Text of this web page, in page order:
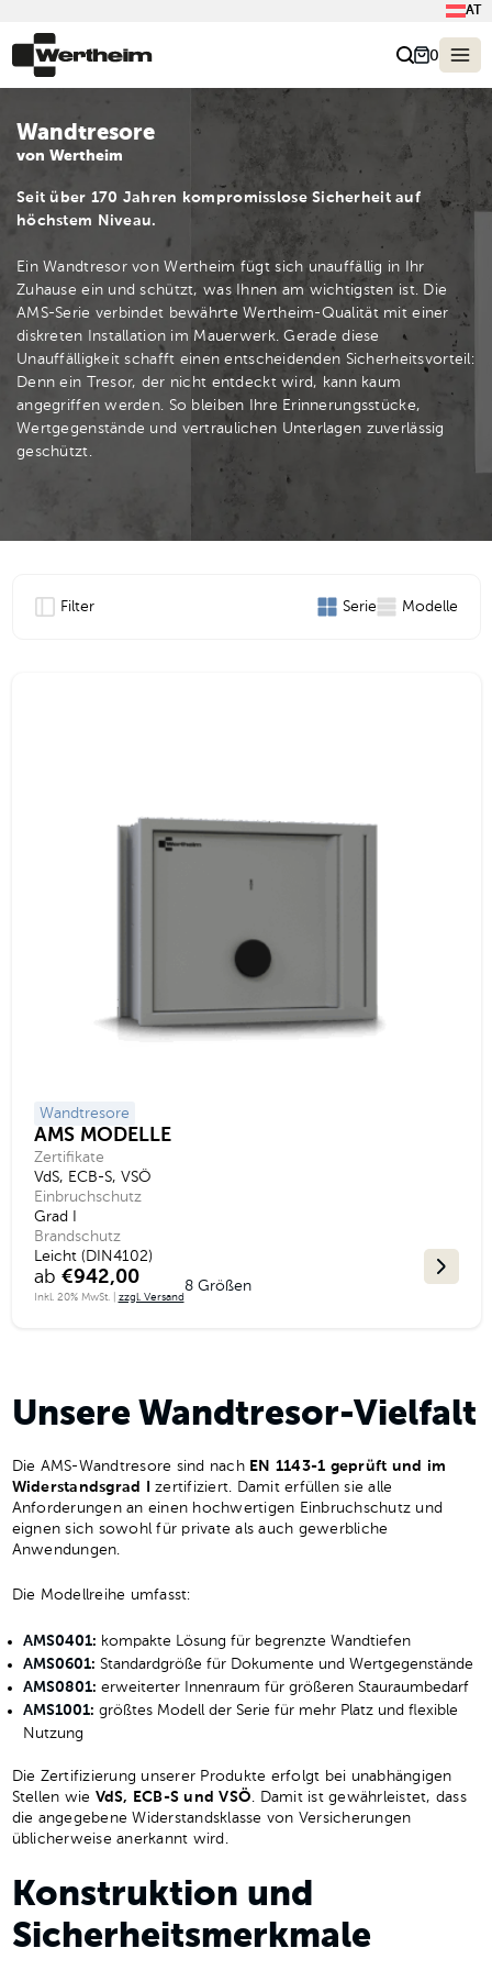
AT
0
Wandtresore
von Wertheim
Seit über 170 Jahren kompromisslose Sicherheit auf
höchstem Niveau.
Ein Wandtresor von Wertheim fügt sich unauffällig in Ihr
Zuhause ein und schützt, was Ihnen am wichtigsten ist. Die
AMS-Serie verbindet bewährte Wertheim-Qualität mit einer
diskreten Installation im Mauerwerk. Gerade diese
Unauffälligkeit schafft einen entscheidenden Sicherheitsvorteil:
Denn ein Tresor, der nicht entdeckt wird, kann kaum
angegriffen werden. So bleiben Ihre Erinnerungsstücke,
Wertgegenstände und vertraulichen Unterlagen zuverlässig
geschützt.
Filter Serie Modelle
Wandtresore
AMS MODELLE
Zertifikate
VdS, ECB-S, VSÖ
Einbruchschutz
Grad I
Brandschutz
Leicht (DIN4102)
ab €942,00
Inkl. 20% MwSt. | zzgl. Versand
8 Größen
Unsere Wandtresor-Vielfalt
Die AMS-Wandtresore sind nach EN 1143-1 geprüft und im
Widerstandsgrad I zertifiziert. Damit erfüllen sie alle
Anforderungen an einen hochwertigen Einbruchschutz und
eignen sich sowohl für private als auch gewerbliche
Anwendungen.
Die Modellreihe umfasst:
AMS0401: kompakte Lösung für begrenzte Wandtiefen
AMS0601: Standardgröße für Dokumente und Wertgegenstände
AMS0801: erweiterter Innenraum für größeren Stauraumbedarf
AMS1001: größtes Modell der Serie für mehr Platz und flexible
Nutzung
Die Zertifizierung unserer Produkte erfolgt bei unabhängigen
Stellen wie VdS, ECB-S und VSÖ. Damit ist gewährleistet, dass
die angegebene Widerstandsklasse von Versicherungen
üblicherweise anerkannt wird.
Konstruktion und
Sicherheitsmerkmale